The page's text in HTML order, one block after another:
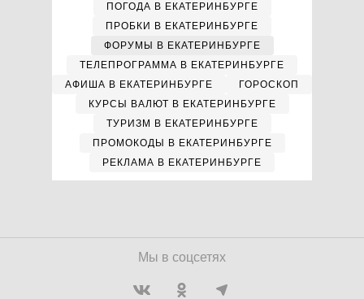
ПОГОДА В ЕКАТЕРИНБУРГЕ
ПРОБКИ В ЕКАТЕРИНБУРГЕ
ФОРУМЫ В ЕКАТЕРИНБУРГЕ
ТЕЛЕПРОГРАММА В ЕКАТЕРИНБУРГЕ
АФИША В ЕКАТЕРИНБУРГЕ
ГОРОСКОП
КУРСЫ ВАЛЮТ В ЕКАТЕРИНБУРГЕ
ТУРИЗМ В ЕКАТЕРИНБУРГЕ
ПРОМОКОДЫ В ЕКАТЕРИНБУРГЕ
РЕКЛАМА В ЕКАТЕРИНБУРГЕ
Мы в соцсетях